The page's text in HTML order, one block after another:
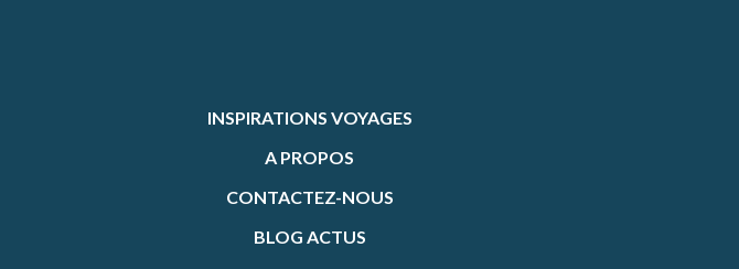
INSPIRATIONS VOYAGES
A PROPOS
CONTACTEZ-NOUS
BLOG ACTUS